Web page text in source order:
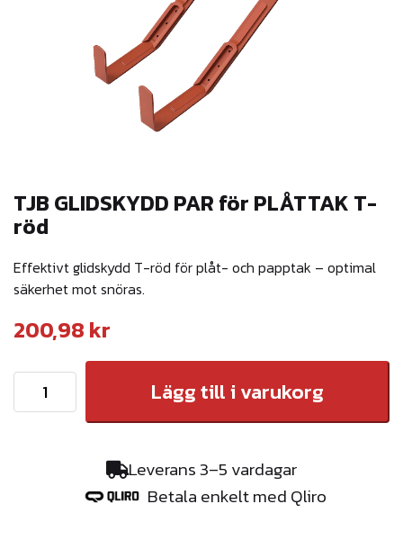
TJB GLIDSKYDD PAR för PLÅTTAK T-
röd
Effektivt glidskydd T-röd för plåt- och papptak – optimal
säkerhet mot snöras.
200,98 kr
J
Lägg till i varukorg
Leverans 3–5 vardagar
Betala enkelt med Qliro